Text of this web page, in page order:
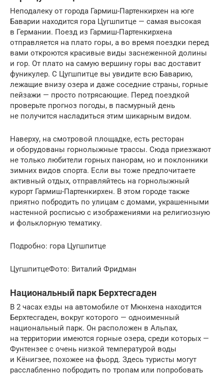
Неподалеку от города Гармиш-Партенкирхен на юге
Баварии находится гора Цугшпитце — самая высокая
в Германии. Поезд из Гармиш-Партенкирхена
отправляется на плато горы, а во время поездки перед
вами откроются красивые виды заснеженной долины
и гор. От плато на самую вершину горы вас доставит
фуникулер. С Цугшпитце вы увидите всю Баварию,
лежащие внизу озера и даже соседние страны, горные
пейзажи — просто потрясающие. Перед поездкой
проверьте прогноз погоды, в пасмурный день
не получится насладиться этим шикарным видом.
Наверху, на смотровой площадке, есть ресторан
и оборудованы горнолыжные трассы. Сюда приезжают
не только любители горных панорам, но и поклонники
зимних видов спорта. Если вы тоже предпочитаете
активный отдых, отправляйтесь на горнолыжный
курорт Гармиш-Партенкирхен. В этом городе также
приятно побродить по улицам с домами, украшенными
настенной росписью с изображениями на религиозную
и фольклорную тематику.
Подробно: гора Цугшпитце
ЦугшпитцеФото: Виталий Фридман
Национальный парк Берхтесгаден
В 2 часах езды на автомобиле от Мюнхена находится
Берхтесгаден, вокруг которого — одноименный
национальный парк. Он расположен в Альпах,
на территории имеются горные озера, среди которых —
Фунтензее с очень низкой температурой воды
и Кёнигзее, похожее на фьорд. Здесь туристы могут
расслабленно побродить по тропам или попробовать